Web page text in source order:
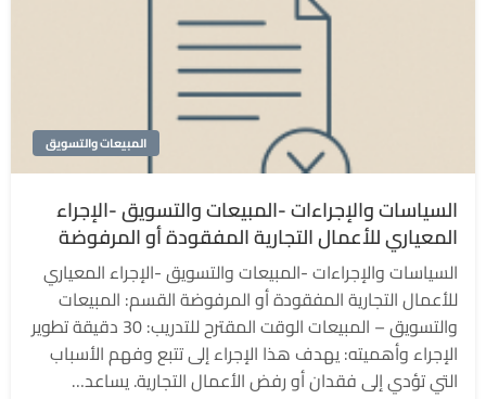
المبيعات والتسويق
السياسات والإجراءات -المبيعات والتسويق -الإجراء
المعياري للأعمال التجارية المفقودة أو المرفوضة
السياسات والإجراءات -المبيعات والتسويق -الإجراء المعياري
للأعمال التجارية المفقودة أو المرفوضة القسم: المبيعات
والتسويق – المبيعات الوقت المقترح للتدريب: 30 دقيقة تطوير
الإجراء وأهميته: يهدف هذا الإجراء إلى تتبع وفهم الأسباب
التي تؤدي إلى فقدان أو رفض الأعمال التجارية. يساعد…